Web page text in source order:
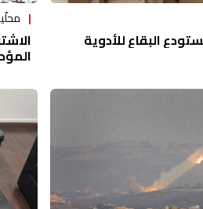
البقاع للأدوية